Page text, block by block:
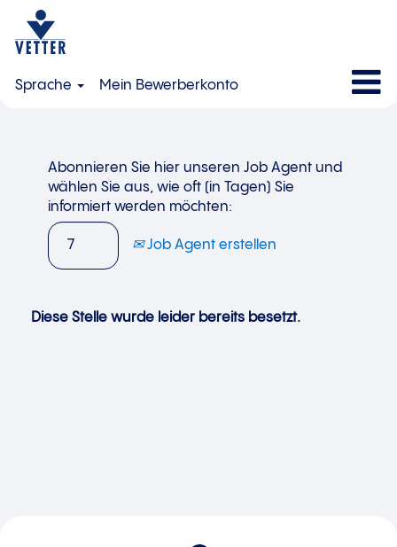
Sprache Mein Bewerberkonto
Abonnieren Sie hier unseren Job Agent und
wählen Sie aus, wie oft (in Tagen) Sie
informiert werden möchten:
Job Agent erstellen
Diese Stelle wurde leider bereits besetzt.